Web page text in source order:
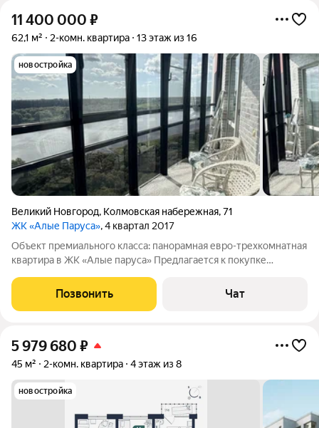
11 400 000 ₽
62,1 м² 2-комн. квартира 13 этаж из 16
новостройка
Великий Новгород, Колмовская набережная,71
ЖК «Алые Паруса», 4 квартал 2017
Объект премиального класса: панорамная евро-трехкомнатная
квартира в ЖК «Алые паруса» Предлагается к покупке
характеристиками в одном из наиболее динамично
развивающихся районов Великого Новгорода.
Позвонить Чат
5 979 680 ₽
45 м² 2-комн. квартира 4 этаж из 8
новостройка